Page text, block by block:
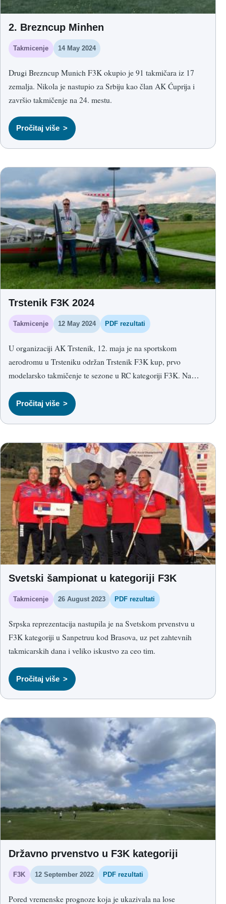
2. Brezncup Minhen
Takmicenje 14 May 2024
Drugi Brezncup Munich F3K okupio je 91 takmičara iz 17
zemalja. Nikola je nastupio za Srbiju kao član AK Ćuprija i
završio takmičenje na 24. mestu.
Pročitaj više
Trstenik F3K 2024
Takmicenje 12 May 2024 PDF rezultati
U organizaciji AK Trstenik, 12. maja je na sportskom
aerodromu u Trsteniku održan Trstenik F3K kup, prvo
modelarsko takmičenje te sezone u RC kategoriji F3K. Na
domaćeg Trstenika. Letelo se sedam takmičarskih rundi, a
format F3K discipline traži dobar osećaj za vreme, precizan
rezultat ostvario je Nikola Stojković iz AK Ćuprija. Drugo
mesto zauzeo je Ivan Đeorgievski iz AK Sombor, dok je treći
bio Miloš Bajić iz AK Ćuprija.
Pročitaj više
Svetski šampionat u kategoriji F3K
Takmicenje 26 August 2023 PDF rezultati
Srpska reprezentacija nastupila je na Svetskom prvenstvu u
F3K kategoriji u Sanpetruu kod Brasova, uz pet zahtevnih
takmicarskih dana i veliko iskustvo za ceo tim.
Pročitaj više
Državno prvenstvo u F3K kategoriji
F3K 12 September 2022 PDF rezultati
Pored vremenske prognoze koja je ukazivala na lose